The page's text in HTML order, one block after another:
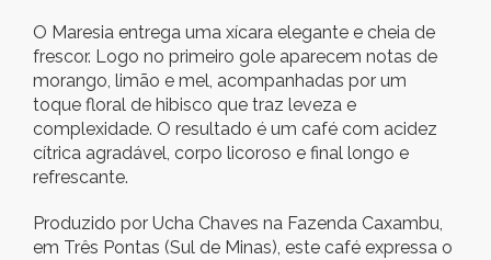
O Maresia entrega uma xícara elegante e cheia de
frescor. Logo no primeiro gole aparecem notas de
morango, limão e mel, acompanhadas por um
toque floral de hibisco que traz leveza e
complexidade. O resultado é um café com acidez
cítrica agradável, corpo licoroso e final longo e
refrescante.
Produzido por Ucha Chaves na Fazenda Caxambu,
em Três Pontas (Sul de Minas), este café expressa o